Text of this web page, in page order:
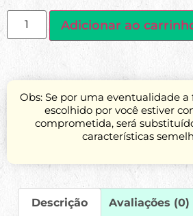
Adicionar ao
Obs: Se por uma eventualidade
escolhido por você estiver
comprometida, será
características
Descrição Avaliações (0)